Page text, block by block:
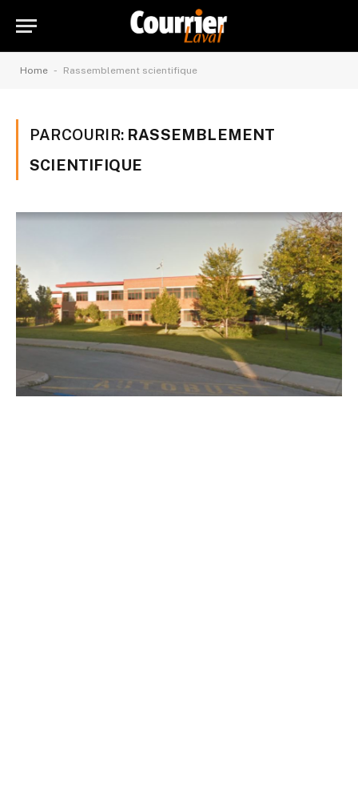
Home - Rassemblement scientifique
PARCOURIR: RASSEMBLEMENT
SCIENTIFIQUE